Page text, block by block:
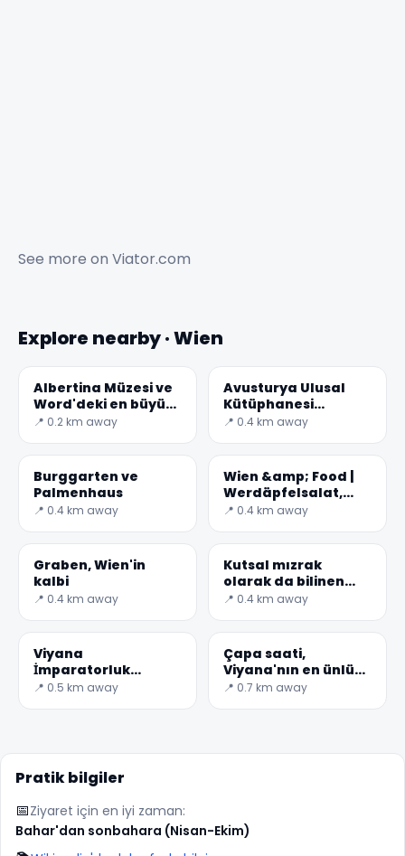
See more on Viator.com
Explore nearby · Wien
Albertina Müzesi ve
Word'deki en büyük
baskı odaları
📍 0.2 km away
Avusturya Ulusal
Kütüphanesi
(Almanca:
Nationalbibliothek)
📍 0.4 km away
Burggarten ve
Palmenhaus
📍 0.4 km away
Wien &amp; Food |
Werdäpfelsalat,
Avusturya Patates
📍 0.4 km away
Graben, Wien'in
kalbi
📍 0.4 km away
Kutsal mızrak
olarak da bilinen
kaderin Mızrağı
📍 0.4 km away
Viyana
İmparatorluk
Ahırlarında İspanyol
📍 0.5 km away
Çapa saati,
Viyana'nın en ünlü
saati
📍 0.7 km away
Pratik bilgiler
📅Ziyaret için en iyi zaman:
Bahar'dan sonbahara (Nisan-Ekim)